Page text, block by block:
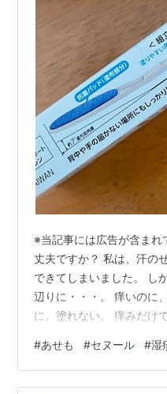
※当記事には広告が含ま
丈夫ですか？ 私は、汗の
できてしまいました。 し
辺りに・・・。 痒いのに
に、塗れない。 痒みだけ
ました、その名も「セヌ
スキンケアブランドの、
#あせも #セヌール #湿